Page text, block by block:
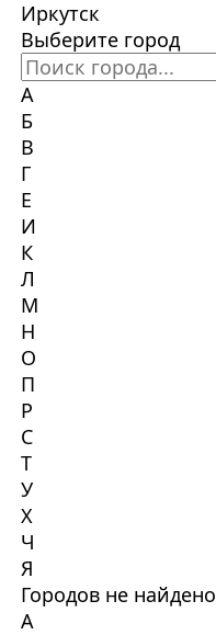
Иркутск
Выберите город
А
Б
В
Г
Е
И
К
Л
М
Н
О
П
Р
С
Т
У
Х
Ч
Я
Городов не найдено
А